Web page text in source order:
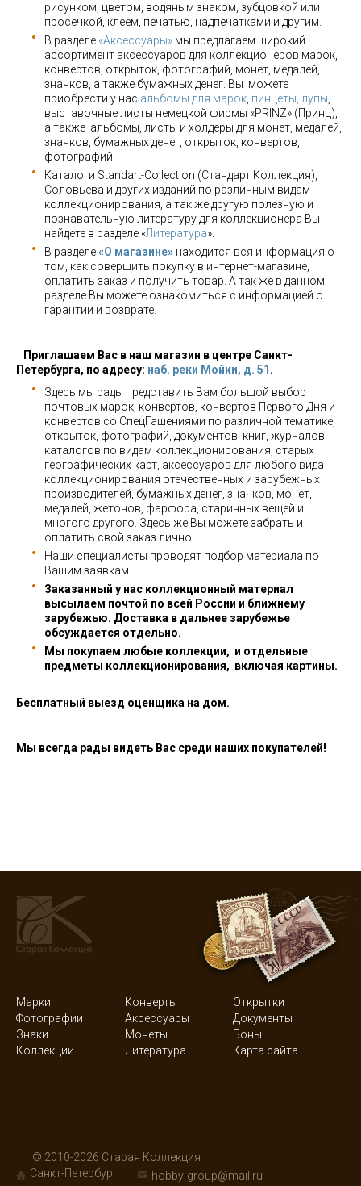
рисунком, цветом, водяным знаком, зубцовкой или
просечкой, клеем, печатью, надпечатками и другим.
В разделе «Аксессуары» мы предлагаем широкий
ассортимент аксессуаров для коллекционеров марок,
конвертов, открыток, фотографий, монет, медалей,
значков, а также бумажных денег. Вы можете
приобрести у нас альбомы для марок пинцеты, лупы
выставочные листы немецкой фирмы «PRINZ» (Принц),
а также альбомы, листы и холдеры для монет, медалей,
значков, бумажных денег, открыток, конвертов,
фотографий.
Каталоги Standart-Collection (Стандарт Коллекция),
Соловьева и других изданий по различным видам
коллекционирования, а так же другую полезную и
познавательную литературу для коллекционера Вы
найдете в разделе «Литература».
В разделе«О магазине» находится вся информация о
том, как совершить покупку в интернет-магазине,
оплатить заказ и получить товар. А так же в данном
разделе Вы можете ознакомиться с информацией о
гарантии и возврате.
Приглашаем Вас в наш магазин в центре Санкт-
Петербурга, по адресу: наб. реки Мойки, д. 51 .
Здесь мы рады представить Вам большой выбор
почтовых марок, конвертов, конвертов Первого Дня и
конвертов со СпецГашениями по различной тематике,
открыток, фотографий, документов, книг, журналов,
каталогов по видам коллекционирования, старых
географических карт, аксессуаров для любого вида
коллекционирования отечественных и зарубежных
производителей, бумажных денег, значков, монет,
медалей, жетонов, фарфора, старинных вещей и
многого другого. Здесь же Вы можете забрать и
оплатить свой заказ лично.
Наши специалисты проводят подбор материала по
Вашим заявкам.
Заказанный у нас коллекционный материал
высылаем почтой по всей России и ближнему
зарубежью. Доставка в дальнее зарубежье
обсуждается отдельно.
Мы покупаем любые коллекции, и отдельные
предметы коллекционирования, включая картины.
Бесплатный выезд оценщика на дом.
Мы всегда рады видеть Вас среди наших покупателей!
Марки Конверты
Открытки
Фотографии
Аксессуары
Документы
Знаки
Монеты
Боны
Коллекции
Литература Карта сайта
© 2010-2026 Старая Коллекция
Санкт-Петербург
hobby-group@mail.ru